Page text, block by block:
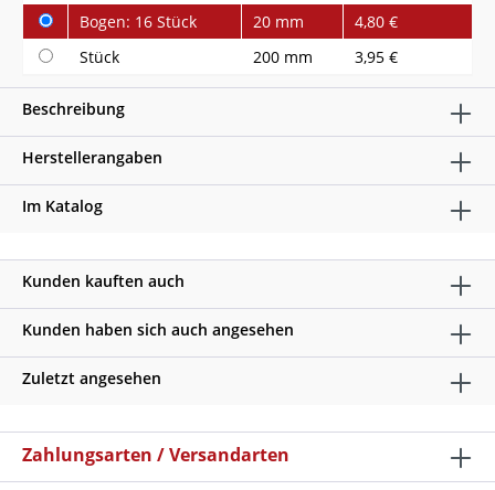
Bogen: 16 Stück
20 mm
4,80 €
Stück
200 mm 3,95 €
Beschreibung
Herstellerangaben
Im Katalog
Kunden kauften auch
Kunden haben sich auch angesehen
Zuletzt angesehen
Zahlungsarten / Versandarten